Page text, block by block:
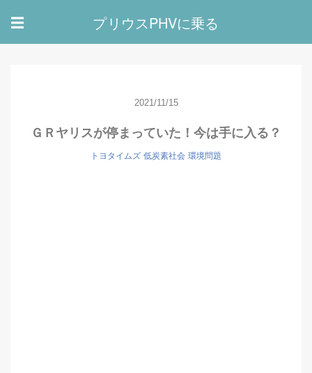
☰ プリウスPHVに乗る
2021/11/15
ＧＲヤリスが停まっていた！今は手に入る？
トヨタイムズ 低炭素社会 環境問題